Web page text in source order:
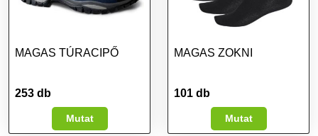
MAGAS TÚRACIPŐ
253 db
Mutat
MAGAS ZOKNI
101 db
Mutat